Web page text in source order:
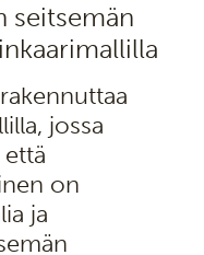
seitsemän
jossa
on
ja